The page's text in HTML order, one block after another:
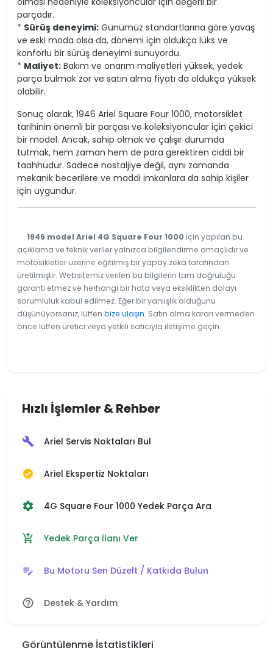
parçadır.
* Sürüş deneyimi: Günümüz standartlarına göre yavaş
ve eski moda olsa da, dönemi için oldukça lüks ve
konforlu bir sürüş deneyimi sunuyordu.
* Maliyet: Bakım ve onarım maliyetleri yüksek, yedek
parça bulmak zor ve satın alma fiyatı da oldukça yüksek
olabilir.
Sonuç olarak, 1946 Ariel Square Four 1000, motorsiklet
tarihinin önemli bir parçası ve koleksiyoncular için çekici
bir model. Ancak, sahip olmak ve çalışır durumda
tutmak, hem zaman hem de para gerektiren ciddi bir
taahhüdür. Sadece nostaljiye değil, aynı zamanda
mekanik becerilere ve maddi imkanlara da sahip kişiler
için uygundur.
1946 model Ariel 4G Square Four 1000 için yapılan bu
açıklama ve teknik veriler yalnızca bilgilendirme amaçlıdır ve
motosikletler üzerine eğitilmiş bir yapay zeka tarafından
üretilmiştir. Websitemiz verilen bu bilgilerin tam doğruluğu
garanti etmez ve herhangi bir hata veya eksiklikten dolayı
sorumluluk kabul edilmez. Eğer bir yanlışlık olduğunu
düşünüyorsanız, lütfen bize ulaşın. Satın alma kararı vermeden
önce lütfen üretici veya yetkili satıcıyla iletişime geçin.
Hızlı İşlemler & Rehber
build Ariel Servis Noktaları Bul
verified Ariel Ekspertiz Noktaları
settings 4G Square Four 1000 Yedek Parça Ara
add_shopping_cart Yedek Parça İlanı Ver
edit_note Bu Motoru Sen Düzelt / Katkıda Bulun
help_outline Destek & Yardım
Görüntülenme İstatistikleri